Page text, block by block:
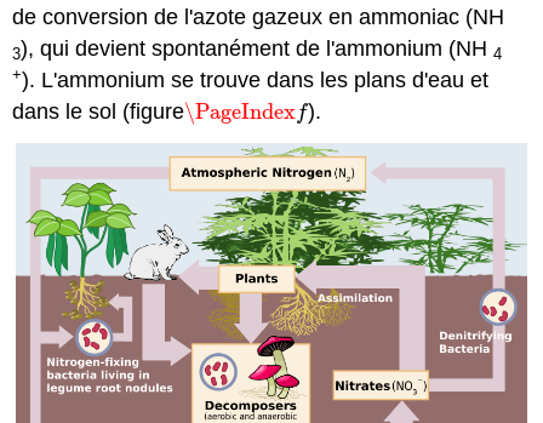
de conversion de l'azote gazeux en ammoniac (NH
3), qui devient spontanément de l'ammonium (NH4
+). L'ammonium se trouve dans les plans d'eau et
dans le sol (figure\PageIndexf
\PageIndexf ).